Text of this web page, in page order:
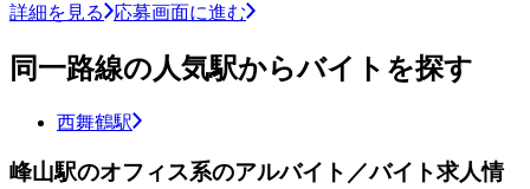
詳細を見る 応募画面に進む
同一路線の人気駅からバイトを探す
西舞鶴駅
峰山駅のオフィス系のアルバイト／バイト求人情